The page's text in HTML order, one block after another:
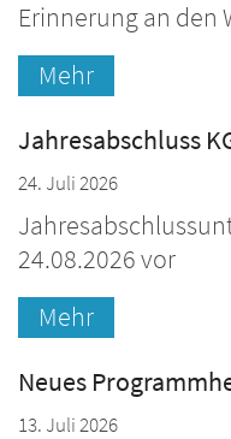
Erinnerung an den
Mehr
Jahresabschluss
24. Juli 2026
24.08.2026 vor
Mehr
Neues
13. Juli 2026